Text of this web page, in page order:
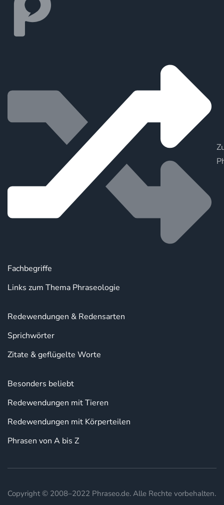
Fachbegriffe
Links zum Thema Phraseologie
Redewendungen & Redensarten
Sprichwörter
Zitate & geflügelte Worte
Besonders beliebt
Redewendungen mit Tieren
Redewendungen mit Körperteilen
Phrasen von A bis Z
Copyright © 2008–2022 Phraseo.de. Alle Rechte vorbehalten.